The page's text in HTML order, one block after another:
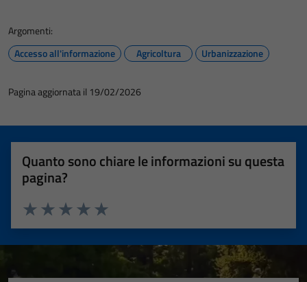
Argomenti:
Accesso all'informazione
Agricoltura Urbanizzazione
Pagina aggiornata il 19/02/2026
Quanto sono chiare le informazioni su questa
pagina?
Valuta 5 stelle su 5
Valuta 4 stelle su 5
Valuta 3 stelle su 5
Valuta 2 stelle su 5
Valuta 1 stelle su 5